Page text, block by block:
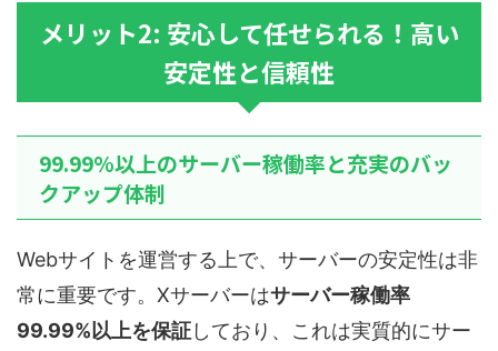
メリット2: 安心して任せられる！高い
安定性と信頼性
99.99%以上のサーバー稼働率と充実のバッ
クアップ体制
Webサイトを運営する上で、サーバーの安定性は非
常に重要です。Xサーバーはサーバー稼働率
99.99%以上を保証しており、これは実質的にサー